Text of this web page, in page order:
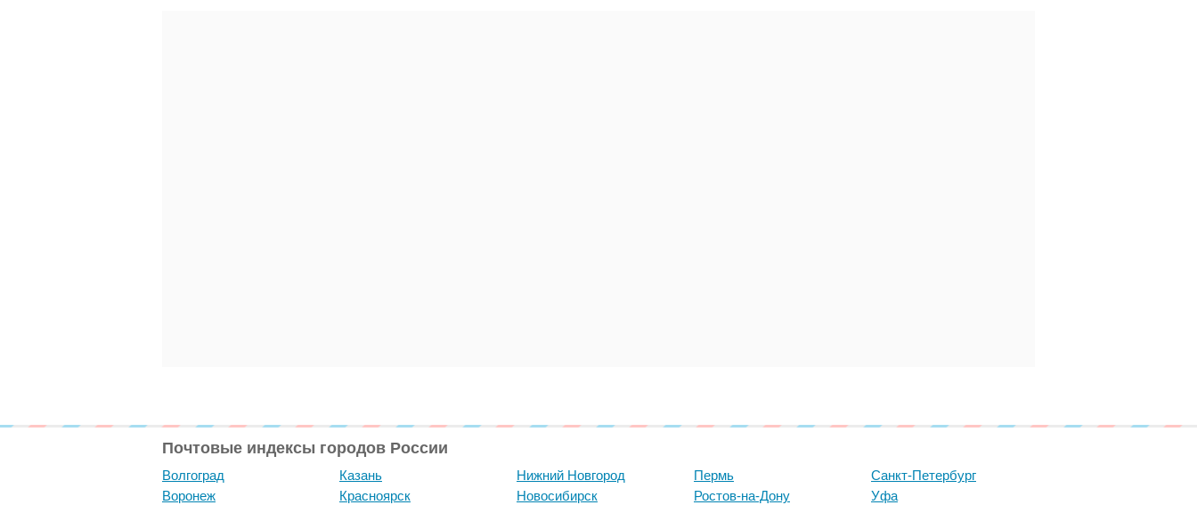
Почтовые индексы городов России
Волгоград
Воронеж
Казань
Красноярск
Нижний Новгород
Новосибирск
Пермь
Ростов-на-Дону
Санкт-Петербург
Уфа